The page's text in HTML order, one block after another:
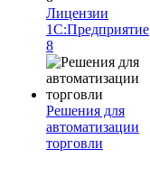
Лицензии
1С:Предприятие
8
Решения для
автоматизации
торговли